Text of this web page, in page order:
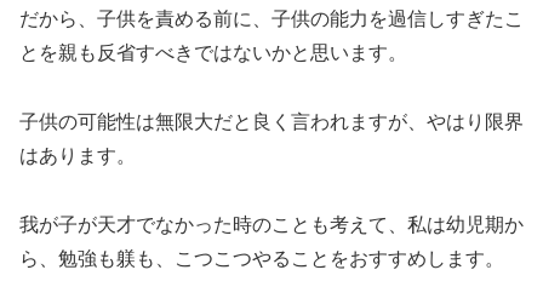
だから、子供を責める前に、子供の能力を過信しすぎたこ
とを親も反省すべきではないかと思います。
子供の可能性は無限大だと良く言われますが、やはり限界
はあります。
我が子が天才でなかった時のことも考えて、私は幼児期か
ら、勉強も躾も、こつこつやることをおすすめします。